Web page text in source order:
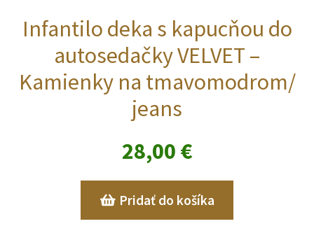
Infantilo deka s kapucňou do
autosedačky VELVET –
Kamienky na tmavomodrom/
jeans
28,00 €
Pridať do košíka